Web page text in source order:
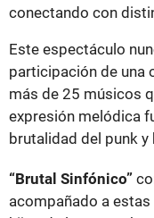
conectando con
Este espectáculo
participación de una
más de 25 músicos
expresión melódica
brutalidad del punk
“Brutal Sinfónico”
acompañado a